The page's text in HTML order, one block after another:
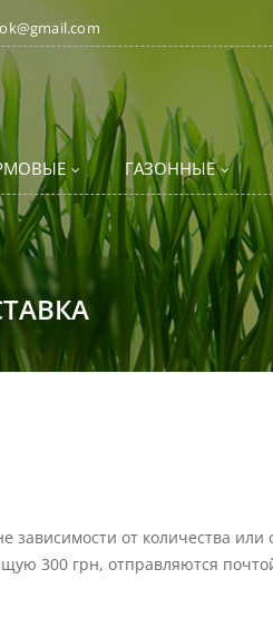
ГАЗОННЫЕ
зависимости от количества
300 грн, отправляются